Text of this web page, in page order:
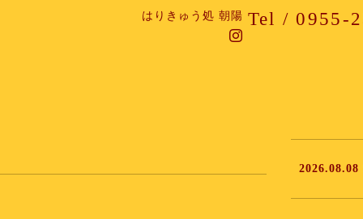
はりきゅう処 朝陽 Tel / 0955-